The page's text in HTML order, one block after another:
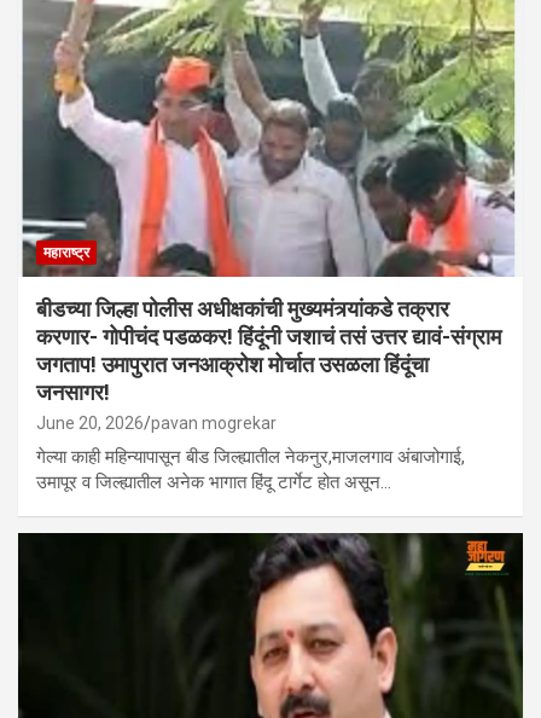
महाराष्ट्र
बीडच्या जिल्हा पोलीस अधीक्षकांची मुख्यमंत्र्यांकडे तक्रार
करणार- गोपीचंद पडळकर! हिंदूंनी जशाचं तसं उत्तर द्यावं-संग्राम
जगताप! उमापुरात जनआक्रोश मोर्चात उसळला हिंदूंचा
जनसागर!
June 20, 2026 pavan mogrekar
गेल्या काही महिन्यापासून बीड जिल्ह्यातील नेकनुर,माजलगाव अंबाजोगाई,
उमापूर व जिल्ह्यातील अनेक भागात हिंदू टार्गेट होत असून…